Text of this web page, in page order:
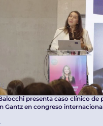
presenta caso clínico de
Gantz en congreso